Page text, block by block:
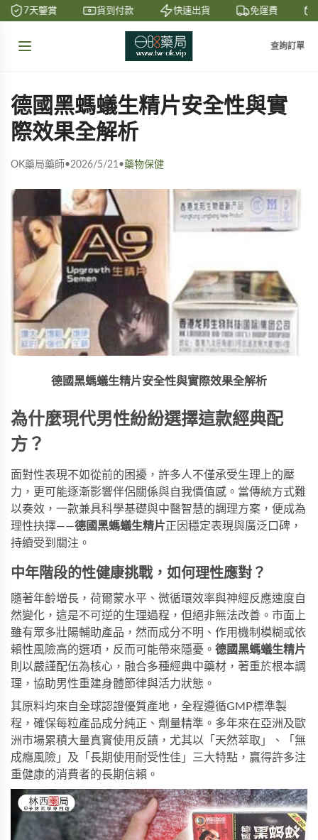
7天鑒賞 貨到付款 快速出貨 免運費
查詢訂單
德國黑螞蟻生精片安全性與實
際效果全解析
OK藥局藥師•2026/5/21•藥物保健
德國黑螞蟻生精片安全性與實際效果全解析
為什麼現代男性紛紛選擇這款經典配
方？
面對性表現不如從前的困擾，許多人不僅承受生理上的壓
力，更可能逐漸影響伴侶關係與自我價值感。當傳統方式難
以奏效，一款兼具科學基礎與中醫智慧的調理方案，便成為
理性抉擇——德國黑螞蟻生精片正因穩定表現與廣泛口碑，
持續受到關注。
中年階段的性健康挑戰，如何理性應對？
隨著年齡增長，荷爾蒙水平、微循環效率與神經反應速度自
然變化，這是不可逆的生理過程，但絕非無法改善。市面上
雖有眾多壯陽輔助產品，然而成分不明、作用機制模糊或依
賴性風險高的選項，反而可能帶來隱憂。 德國黑螞蟻生精片
則以嚴謹配伍為核心，融合多種經典中藥材，著重於根本調
理，協助男性重建身體節律與活力狀態。
其原料均來自全球認證優質產地，全程遵循GMP標準製
程，確保每粒產品成分純正、劑量精準。多年來在亞洲及歐
洲市場累積大量真實使用反饋，尤其以「天然萃取」、「無
成癮風險」及「長期使用耐受性佳」三大特點，贏得許多注
重健康的消費者的長期信賴。